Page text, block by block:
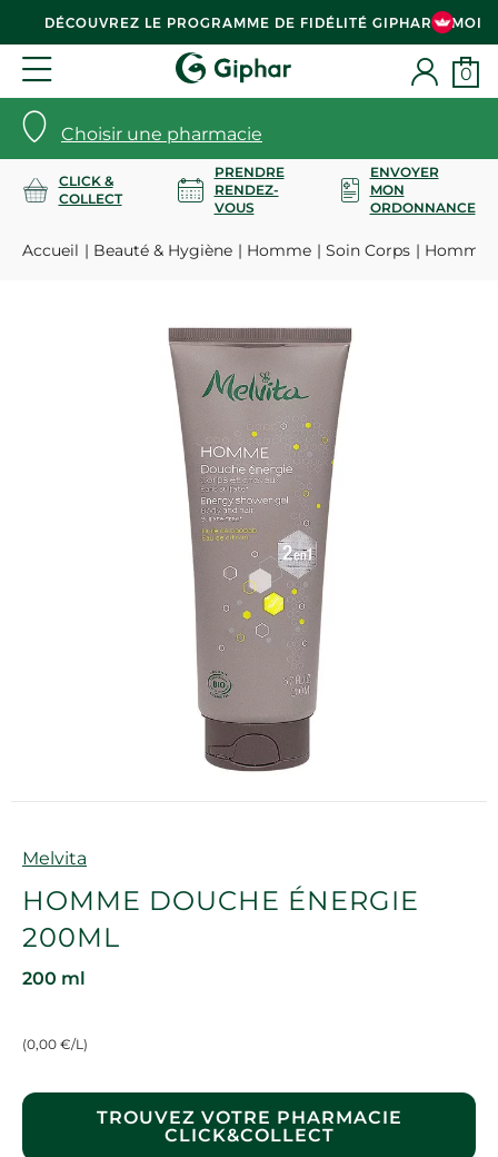
DÉCOUVREZ LE PROGRAMME DE FIDÉLITÉ GIPHAR & MOI
Choisir une pharmacie
0
CLICK &
COLLECT
PRENDRE
RENDEZ-
VOUS
ENVOYER
MON
ORDONNANCE
Accueil Beauté & Hygiène Homme Soin Corps Homme
Marque
Melvita
HOMME DOUCHE ÉNERGIE
200ML
200 ml
(0,00 €/L)
TROUVEZ VOTRE PHARMACIE
CLICK&COLLECT